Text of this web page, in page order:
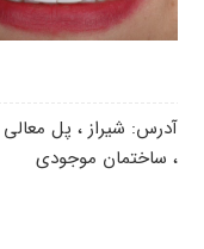
آدرس: شیراز ، پل
، ساختمان موجودی